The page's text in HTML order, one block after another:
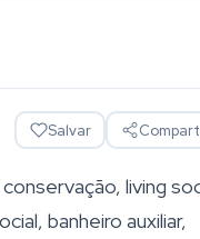
Salvar
living
banheiro auxiliar,